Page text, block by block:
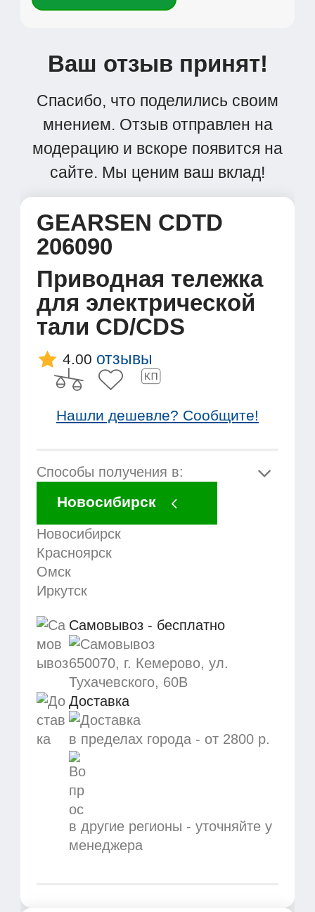
Ваш отзыв принят!
Спасибо, что поделились своим
мнением. Отзыв отправлен на
модерацию и вскоре появится на
сайте. Мы ценим ваш вклад!
GEARSEN CDTD
206090
Приводная тележка
для электрической
тали CD/CDS
4.00 отзывы
Нашли дешевле? Сообщите!
Способы получения в:
Новосибирск
Новосибирск
Красноярск
Омск
Иркутск
Самовывоз - бесплатно
650070, г. Кемерово, ул.
Тухачевского, 60В
Доставка
в пределах города - от 2800 р.
в другие регионы - уточняйте у
менеджера